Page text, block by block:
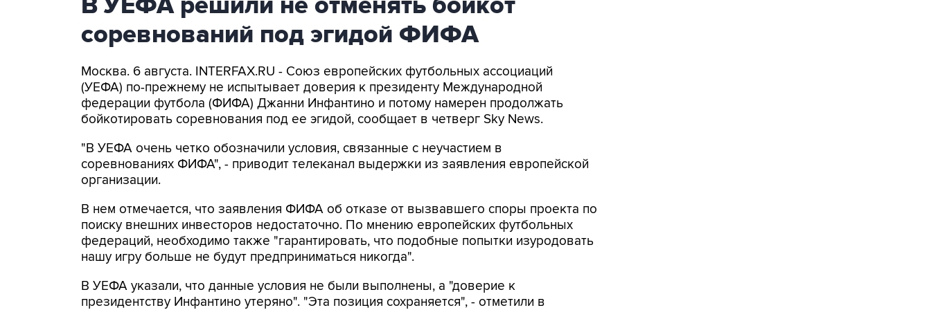
соревнований под эгидой ФИФА
Москва. 6 августа. INTERFAX.RU - Союз европейских футбольных ассоциаций
(УЕФА) по-прежнему не испытывает доверия к президенту Международной
федерации футбола (ФИФА) Джанни Инфантино и потому намерен продолжать
бойкотировать соревнования под ее эгидой, сообщает в четверг Sky News.
"В УЕФА очень четко обозначили условия, связанные с неучастием в
соревнованиях ФИФА", - приводит телеканал выдержки из заявления европейской
организации.
В нем отмечается, что заявления ФИФА об отказе от вызвавшего споры проекта по
поиску внешних инвесторов недостаточно. По мнению европейских футбольных
федераций, необходимо также "гарантировать, что подобные попытки изуродовать
нашу игру больше не будут предприниматься никогда".
В УЕФА указали, что данные условия не были выполнены, а "доверие к
президентству Инфантино утеряно". "Эта позиция сохраняется", - отметили в